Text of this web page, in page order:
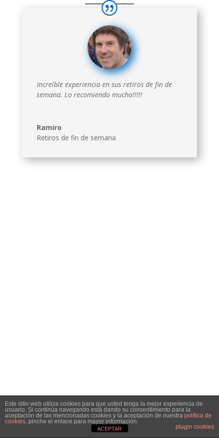
Increíble experiencia en sus retiros de fin de
semana. Lo recomiendo mucho!!!!!
Ramiro
Retiros de fin de semana
Este sitio web utiliza cookies para que usted tenga la mejor experiencia de
usuario. Si continúa navegando está dando su consentimiento para la
aceptación de las mencionadas cookies y la aceptación de nuestra política de
cookies, pinche el enlace para mayor información.
plugin cookies
ACEPTAR